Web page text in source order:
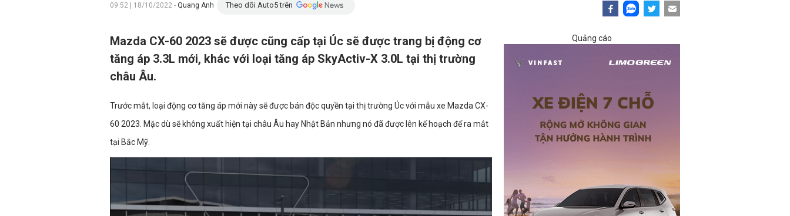
09:52 | 18/10/2022 - Quang Anh Theo dõi Auto5 trên
Mazda CX-60 2023 sẽ được cũng cấp tại Úc sẽ được trang bị động cơ
tăng áp 3.3L mới, khác với loại tăng áp SkyActiv-X 3.0L tại thị trường
châu Âu.
Trước mắt, loại động cơ tăng áp mới này sẽ được bán độc quyền tại thị trường Úc với mẫu xe Mazda CX-
60 2023. Mặc dù sẽ không xuất hiện tại châu Âu hay Nhật Bản nhưng nó đã được lên kế hoạch để ra mắt
tại Bắc Mỹ.
Quảng cáo